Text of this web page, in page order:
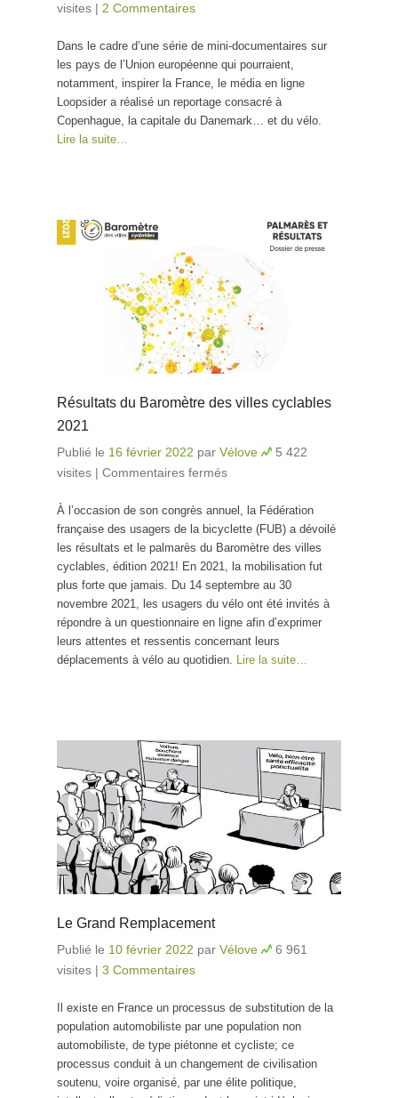
visites | 2 Commentaires
Dans le cadre d’une série de mini-documentaires sur
les pays de l’Union européenne qui pourraient,
notamment, inspirer la France, le média en ligne
Loopsider a réalisé un reportage consacré à
Copenhague, la capitale du Danemark… et du vélo.
Lire la suite…
Résultats du Baromètre des villes cyclables
2021
Publié le 16 février 2022 par Vélove
5 422
visites | Commentaires fermés
cyclables 2021
À l’occasion de son congrès annuel, la Fédération
française des usagers de la bicyclette (FUB) a dévoilé
les résultats et le palmarès du Baromètre des villes
cyclables, édition 2021! En 2021, la mobilisation fut
plus forte que jamais. Du 14 septembre au 30
novembre 2021, les usagers du vélo ont été invités à
répondre à un questionnaire en ligne afin d’exprimer
leurs attentes et ressentis concernant leurs
déplacements à vélo au quotidien. Lire la suite…
Le Grand Remplacement
Publié le 10 février 2022 par Vélove
6 961
visites | 3 Commentaires
Il existe en France un processus de substitution de la
population automobiliste par une population non
automobiliste, de type piétonne et cycliste; ce
processus conduit à un changement de civilisation
soutenu, voire organisé, par une élite politique,